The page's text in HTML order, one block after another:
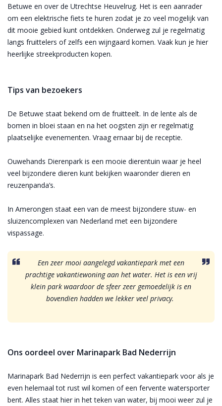
Betuwe en over de Utrechtse Heuvelrug. Het is een aanrader
om een elektrische fiets te huren zodat je zo veel mogelijk van
dit mooie gebied kunt ontdekken. Onderweg zul je regelmatig
langs fruittelers of zelfs een wijngaard komen. Vaak kun je hier
heerlijke streekproducten kopen.
Tips van bezoekers
De Betuwe staat bekend om de fruitteelt. In de lente als de
bomen in bloei staan en na het oogsten zijn er regelmatig
plaatselijke evenementen. Vraag ernaar bij de receptie.
Ouwehands Dierenpark is een mooie dierentuin waar je heel
veel bijzondere dieren kunt bekijken waaronder dieren en
reuzenpanda’s.
In Amerongen staat een van de meest bijzondere stuw- en
sluizencomplexen van Nederland met een bijzondere
vispassage.
Een zeer mooi aangelegd vakantiepark met een
prachtige vakantiewoning aan het water. Het is een vrij
klein park waardoor de sfeer zeer gemoedelijk is en
bovendien hadden we lekker veel privacy.
Ons oordeel over Marinapark Bad Nederrijn
Marinapark Bad Nederrijn is een perfect vakantiepark voor als je
even helemaal tot rust wil komen of een fervente watersporter
bent. Alles staat hier in het teken van water, bij mooi weer zul je